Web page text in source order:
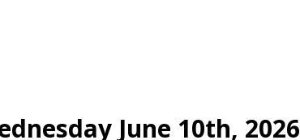
June 10th, 2026